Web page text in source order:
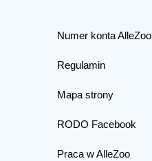
Numer konta AlleZoo
Regulamin
Mapa strony
RODO Facebook
Praca w AlleZoo